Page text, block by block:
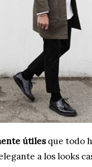
útilesque todo
a los looks